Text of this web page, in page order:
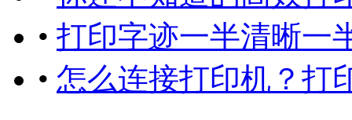
• 打印字迹一半清晰一
• 怎么连接打印机？打